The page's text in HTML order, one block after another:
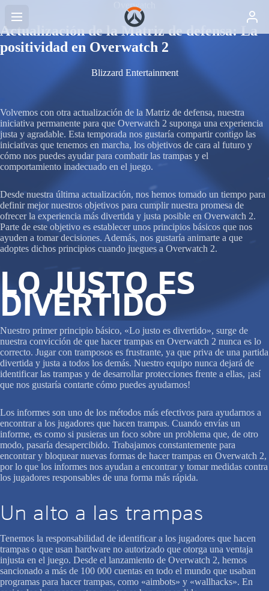
Overwatch
Actualización de la Matriz de defensa: La
positividad en Overwatch 2
Blizzard Entertainment
Volvemos con otra actualización de la Matriz de defensa, nuestra
iniciativa permanente para que Overwatch 2 suponga una experiencia
justa y agradable. Esta temporada nos gustaría compartir contigo las
iniciativas que tenemos en marcha, los objetivos de cara al futuro y
cómo nos puedes ayudar para combatir las trampas y el
comportamiento inadecuado en el juego.
Desde nuestra última actualización, nos hemos tomado un tiempo para
definir mejor nuestros objetivos para cumplir nuestra promesa de
ofrecer la experiencia más divertida y justa posible en Overwatch 2.
Parte de este objetivo es establecer unos principios básicos que nos
ayuden a tomar decisiones. Además, nos gustaría animarte a que
adoptes dichos principios cuando juegues a Overwatch 2.
LO JUSTO ES
DIVERTIDO
Nuestro primer principio básico, «Lo justo es divertido», surge de
nuestra convicción de que hacer trampas en Overwatch 2 nunca es lo
correcto. Jugar con tramposos es frustrante, ya que priva de una partida
divertida y justa a todos los demás. Nuestro equipo nunca dejará de
identificar las trampas y de desarrollar protecciones frente a ellas, ¡así
que nos gustaría contarte cómo puedes ayudarnos!
Los informes son uno de los métodos más efectivos para ayudarnos a
encontrar a los jugadores que hacen trampas. Cuando envías un
informe, es como si pusieras un foco sobre un problema que, de otro
modo, pasaría desapercibido. Trabajamos constantemente para
encontrar y bloquear nuevas formas de hacer trampas en Overwatch 2,
por lo que los informes nos ayudan a encontrar y tomar medidas contra
los jugadores responsables de una forma más rápida.
Un alto a las trampas
Tenemos la responsabilidad de identificar a los jugadores que hacen
trampas o que usan hardware no autorizado que otorga una ventaja
injusta en el juego. Desde el lanzamiento de Overwatch 2, hemos
sancionado a más de 100 000 cuentas en todo el mundo que usaban
programas para hacer trampas, como «aimbots» y «wallhacks». En